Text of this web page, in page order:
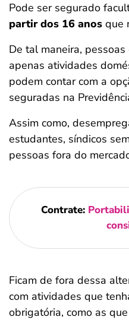
Pode ser segurado
partir dos 16 anos que
De tal maneira,
apenas atividades
podem contar com a
seguradas na
Assim como,
estudantes, síndicos
pessoas fora do
Contrate:
Ficam de fora dessa
com atividades que
obrigatória, como as